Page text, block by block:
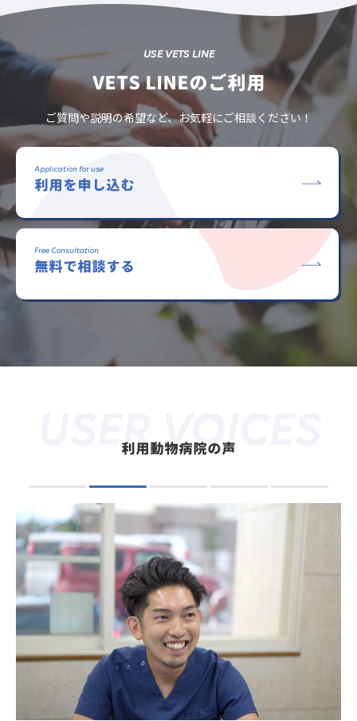
USE VETS LINE
VETS LINEのご利用
ご質問や説明の希望など、お気軽にご相談ください！
Application for use
利用を申し込む
Free Consultation
無料で相談する
USER VOICES
利用動物病院の声